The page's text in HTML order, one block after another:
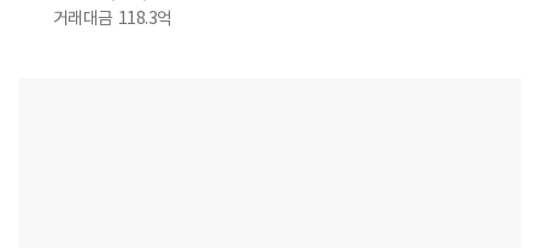
거래대금 118.3억